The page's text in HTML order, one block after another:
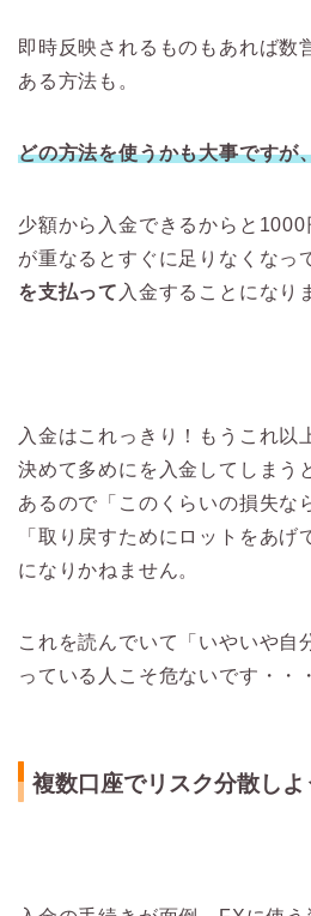
即時反映されるものもあれば数
ある方法も。
どの方法を使うかも大事ですが
少額から入金できるからと1000
が重なるとすぐに足りなくなっ
を支払って 入金することになり
入金はこれっきり！もうこれ以
決めて多めにを入金してしまう
あるので「このくらいの損失な
「取り戻すためにロットをあげ
になりかねません。
これを読んでいて「いやいや自
っている人こそ危ないです・・
複数口座でリスク分散しよ